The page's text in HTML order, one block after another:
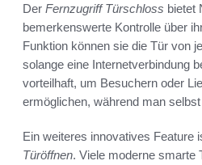
Der Fernzugriff Türschloss bietet
bemerkenswerte Kontrolle über
Funktion können sie die Tür von
solange eine Internetverbindung
vorteilhaft, um Besuchern oder
ermöglichen, während man
Ein weiteres innovatives Feature
Türöffnen. Viele moderne smarte